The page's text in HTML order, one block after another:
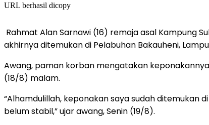
URL berhasil dicopy
Rahmat Alan Sarnawi (16) remaja asal Kampung
akhirnya ditemukan di Pelabuhan Bakauheni,
Awang, paman korban mengatakan
(18/8) malam.
“Alhamdulillah, keponakan saya sudah ditemukan
belum stabil,” ujar awang, Senin (19/8).